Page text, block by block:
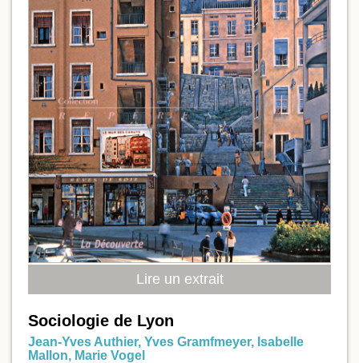
Lire un extrait
Sociologie de Lyon
Jean-Yves Authier, Yves Gramfmeyer, Isabelle
Mallon, Marie Vogel